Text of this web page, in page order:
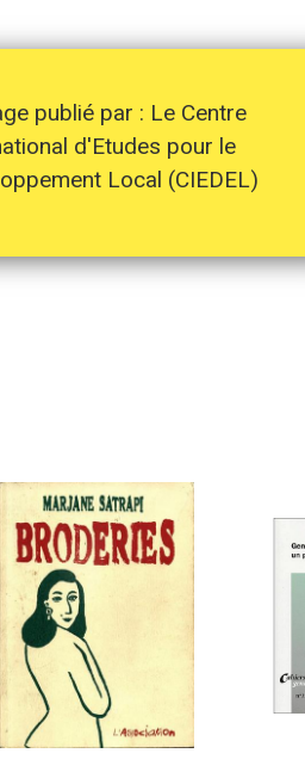
publié par : Le Centre
d'Etudes pour le
Local (CIEDEL)